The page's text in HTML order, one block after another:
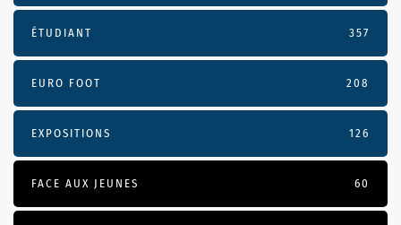
ÉTUDIANT 357
EURO FOOT 208
EXPOSITIONS 126
FACE AUX JEUNES 60